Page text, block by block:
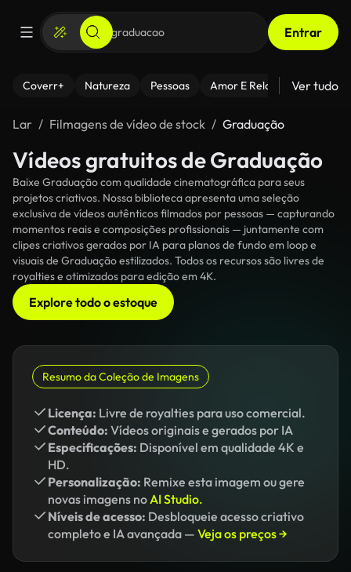
Entrar
Coverr+ Natureza Pessoas Amor E Relacionamentos
Ver tudo
Lar Filmagens de vídeo de stock Graduação
Vídeos gratuitos de Graduação
Baixe Graduação com qualidade cinematográfica para seus
projetos criativos. Nossa biblioteca apresenta uma seleção
exclusiva de vídeos autênticos filmados por pessoas — capturando
momentos reais e composições profissionais — juntamente com
clipes criativos gerados por IA para planos de fundo em loop e
visuais de Graduação estilizados. Todos os recursos são livres de
royalties e otimizados para edição em 4K.
Explore todo o estoque
Resumo da Coleção de Imagens
Licença: Livre de royalties para uso comercial.
Conteúdo: Vídeos originais e gerados por IA
Especificações: Disponível em qualidade 4K e
HD.
Personalização: Remixe esta imagem ou gere
novas imagens noAI Studio.
Níveis de acesso: Desbloqueie acesso criativo
completo e IA avançada — Veja os preços →